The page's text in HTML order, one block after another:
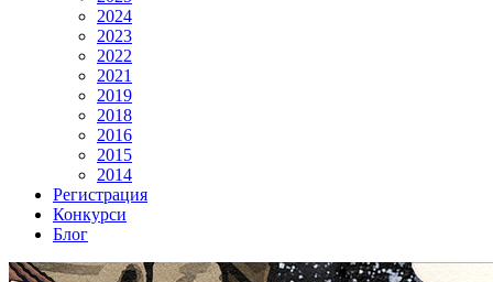
2024
2023
2022
2021
2019
2018
2016
2015
2014
Регистрация
Конкурси
Блог